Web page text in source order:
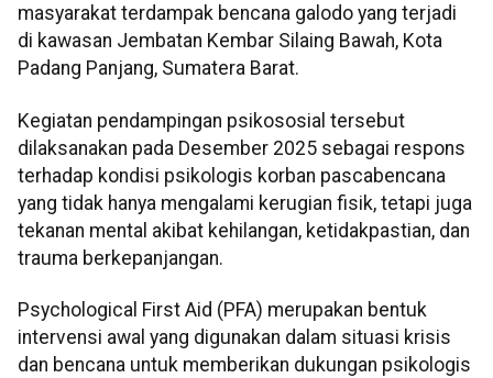
masyarakat terdampak bencana galodo yang terjadi
di kawasan Jembatan Kembar Silaing Bawah, Kota
Padang Panjang, Sumatera Barat.
Kegiatan pendampingan psikososial tersebut
dilaksanakan pada Desember 2025 sebagai respons
terhadap kondisi psikologis korban pascabencana
yang tidak hanya mengalami kerugian fisik, tetapi juga
tekanan mental akibat kehilangan, ketidakpastian, dan
trauma berkepanjangan.
Psychological First Aid (PFA) merupakan bentuk
intervensi awal yang digunakan dalam situasi krisis
dan bencana untuk memberikan dukungan psikologis